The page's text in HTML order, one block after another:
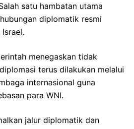
satu hambatan utama
diplomatik resmi
menegaskan tidak
terus dilakukan melalui
internasional guna
para WNI.
jalur diplomatik dan